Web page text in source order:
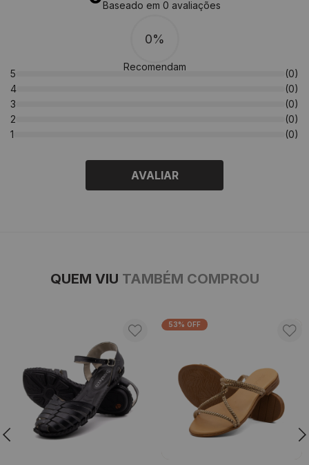
Baseado em 0 avaliações
0%
Recomendam
5
(0)
4
(0)
3
(0)
2
(0)
1
(0)
AVALIAR
QUEM VIU TAMBÉM COMPROU
53% OFF